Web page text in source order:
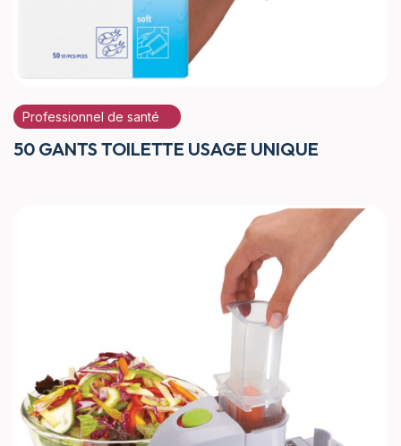
Professionnel de santé
50 GANTS TOILETTE USAGE UNIQUE